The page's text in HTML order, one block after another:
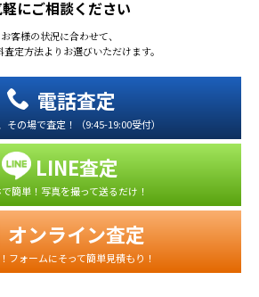
にご相談ください
お客様の状況に合わせて、
定方法よりお選びいただけます。
電話査定
その場で査定！（9:45-19:00受付）
LINE査定
簡単！写真を撮って送るだけ！
オンライン査定
フォームにそって簡単見積もり！